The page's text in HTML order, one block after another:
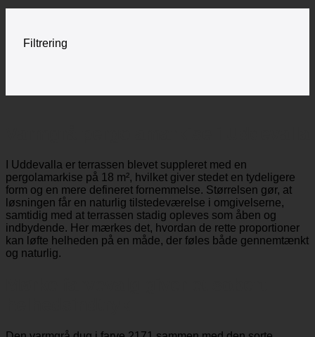
Filtrering
I Uddevalla er terrassen blevet suppleret med en
pergolamarkise på 18 m², hvilket giver stedet en tydeligere
form og en mere defineret fornemmelse. Størrelsen gør, at
løsningen får en naturlig tilstedeværelse i omgivelserne,
samtidig med at terrassen stadig opleves som åben og
indbydende. Her mærkes det, hvordan de rette proportioner
kan løfte helheden på en måde, der føles både gennemtænkt
og naturlig.